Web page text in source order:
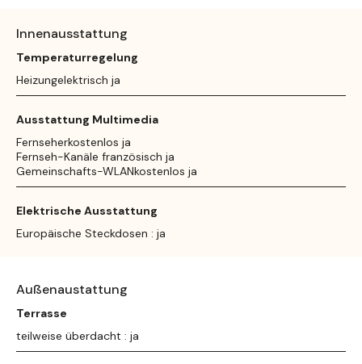
Innenausstattung
Temperaturregelung
Heizungelektrisch ja
Ausstattung Multimedia
Fernseherkostenlos ja
Fernseh-Kanäle französisch ja
Gemeinschafts-WLANkostenlos ja
Elektrische Ausstattung
Europäische Steckdosen : ja
Außenaustattung
Terrasse
teilweise überdacht : ja